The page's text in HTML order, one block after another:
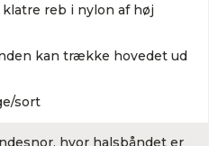
reb i nylon af høj
kan trække hovedet ud
sort
hvor halsbåndet er